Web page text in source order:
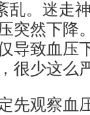
乱。迷走
突然下降
导致血压
很少这么
先观察血